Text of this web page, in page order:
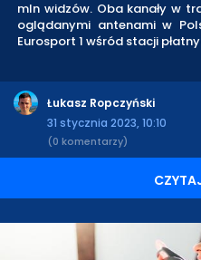
mln widzów. Oba kanały w
oglądanymi antenami w
Eurosport 1 wśród stacji
Łukasz Ropczyński
31 stycznia 2023, 10:10
(0 komentarzy)